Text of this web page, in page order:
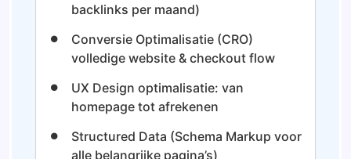
backlinks per maand)
Conversie Optimalisatie (CRO)
volledige website & checkout flow
UX Design optimalisatie: van
homepage tot afrekenen
Structured Data (Schema Markup voor
alle belangrijke pagina’s)